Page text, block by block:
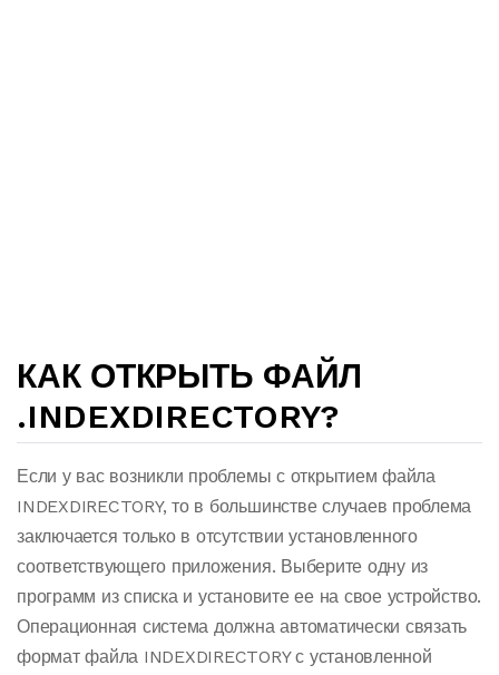
КАК ОТКРЫТЬ ФАЙЛ
.INDEXDIRECTORY?
Если у вас возникли проблемы с открытием файла
INDEXDIRECTORY, то в большинстве случаев проблема
заключается только в отсутствии установленного
соответствующего приложения. Выберите одну из
программ из списка и установите ее на свое устройство.
Операционная система должна автоматически связать
формат файла INDEXDIRECTORY с установленной